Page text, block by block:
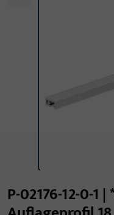
P-02176-12-0-1 |